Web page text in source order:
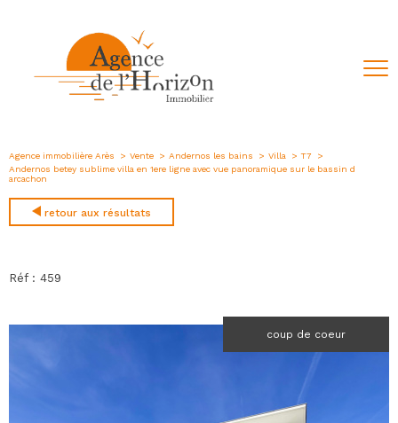
Agence immobilière Arès Vente Andernos les bains Villa
T7
Andernos betey sublime villa en 1ere ligne avec vue panoramique sur le bassin d
arcachon
retour aux résultats
Réf : 459
coup de coeur